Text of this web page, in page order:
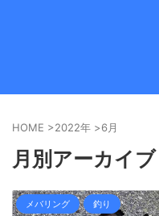
HOME >2022年 >6月
月別アーカイ
メバリング 釣り